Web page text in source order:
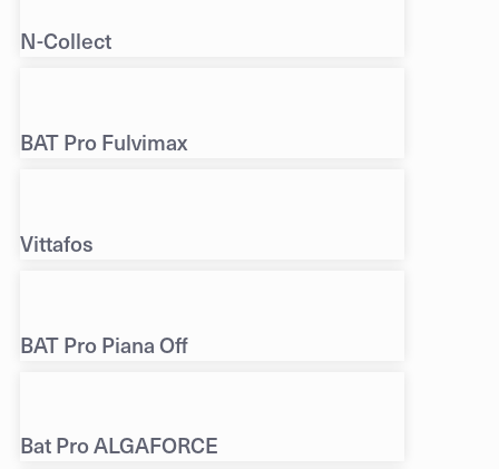
N-Collect
BAT Pro Fulvimax
Vittafos
BAT Pro Piana Off
Bat Pro ALGAFORCE